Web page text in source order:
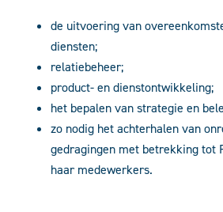
de uitvoering van
diensten;
relatiebeheer;
product- en dienstontwikkeling;
het bepalen van strategie en
zo nodig het achterhalen van
gedragingen met betrekking tot
haar medewerkers.